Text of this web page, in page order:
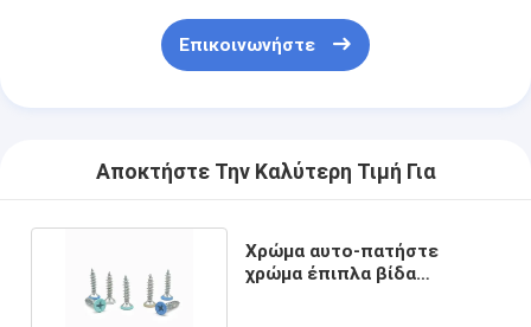
Επικοινωνήστε
Αποκτήστε Την Καλύτερη Τιμή Για
Χρώμα αυτο-πατήστε
χρώμα έπιπλα βίδα